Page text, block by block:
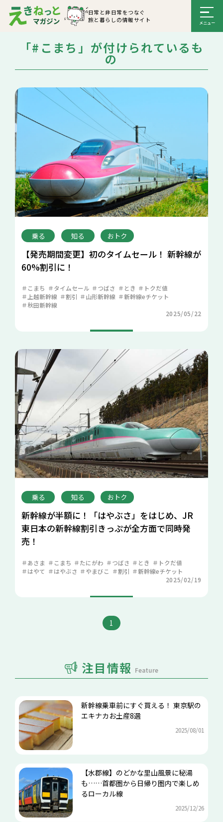
日常と非日常をつなぐ
旅と暮らしの情報サイト
「#こまち」が付けられているも
の
乗る 知る おトク
【発売期間変更】初のタイムセール！ 新幹線が
60%割引に！
こまち タイムセール つばさ とき
トクだ値
上越新幹線
割引 山形新幹線
新幹線eチケット
秋田新幹線
2025/05/22
乗る 知る おトク
新幹線が半額に！「はやぶさ」をはじめ、JR
東日本の新幹線割引きっぷが全方面で同時発
売！
あさま こまち たにがわ つばさ とき
トクだ値
はやて
はやぶさ やまびこ 割引
新幹線eチケット
2025/02/19
1
注目情報 Feature
新幹線乗車前にすぐ買える！ 東京駅の
エキナカお土産8選
2025/08/01
【水郡線】のどかな里山風景に秘湯
も……首都圏から日帰り圏内で楽しめ
るローカル線
2025/12/26